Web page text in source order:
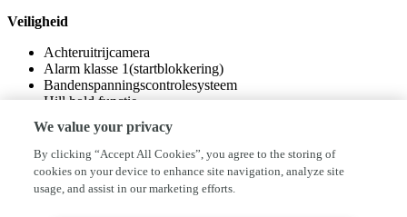
Veiligheid
Achteruitrijcamera
Alarm klasse 1(startblokkering)
Bandenspanningscontrolesysteem
Hill hold functie
Isofix bevestiging voor kinderzitjes
We value your privacy
By clicking “Accept All Cookies”, you agree to the storing of
cookies on your device to enhance site navigation, analyze site
usage, and assist in our marketing efforts.